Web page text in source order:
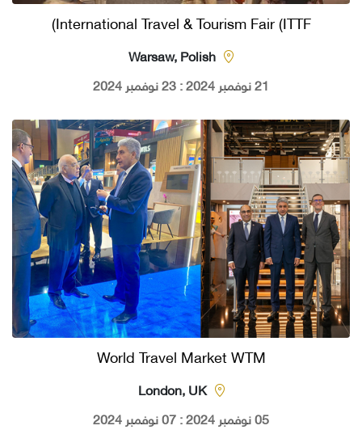
International Travel & Tourism Fair (ITTF)
Warsaw, Polish
21 نوفمبر 2024 : 23 نوفمبر 2024
World Travel Market WTM
London, UK
05 نوفمبر 2024 : 07 نوفمبر 2024